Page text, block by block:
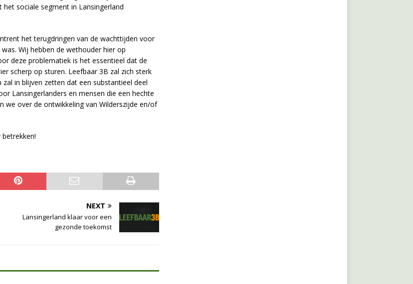
sociale segment in Lansingerland
het terugdringen van de wachttijden voor
Wij hebben de wethouder hier op
deze problematiek is het essentieel dat de
scherp op sturen. Leefbaar 3B zal zich sterk
in blijven zetten dat een substantieel deel
Lansingerlanders en mensen die een hechte
we over de ontwikkeling van Wilderszijde en/of
NEXT
Lansingerland klaar voor een
gezonde toekomst